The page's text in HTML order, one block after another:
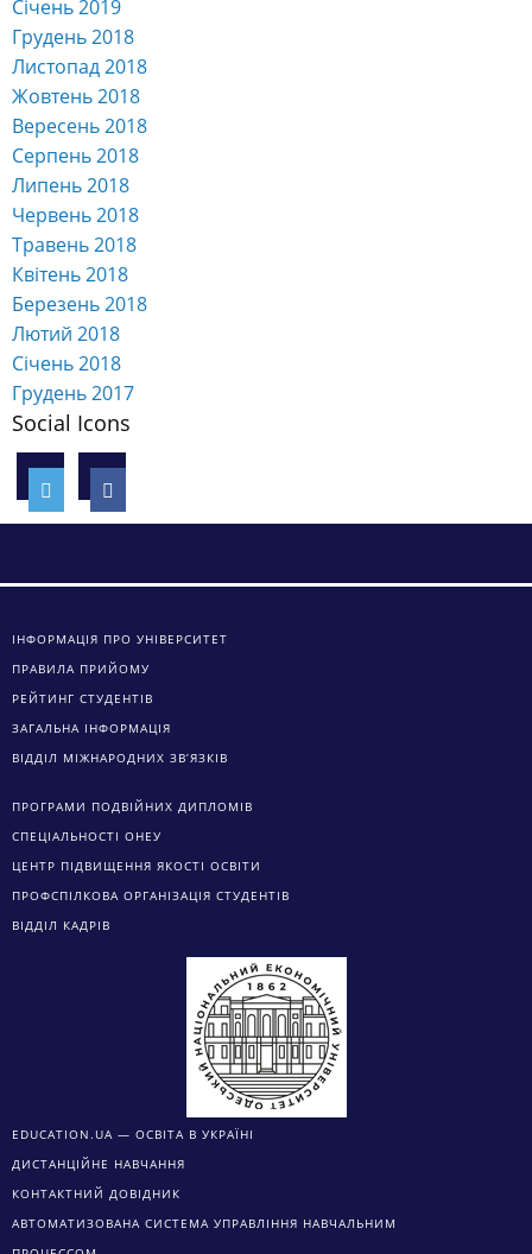
Січень 2019
Грудень 2018
Листопад 2018
Жовтень 2018
Вересень 2018
Серпень 2018
Липень 2018
Червень 2018
Травень 2018
Квітень 2018
Березень 2018
Лютий 2018
Січень 2018
Грудень 2017
Social Icons
ІНФОРМАЦІЯ ПРО УНІВЕРСИТЕТ
ПРАВИЛА ПРИЙОМУ
РЕЙТИНГ СТУДЕНТІВ
ЗАГАЛЬНА ІНФОРМАЦІЯ
ВІДДІЛ МІЖНАРОДНИХ ЗВ’ЯЗКІВ
ПРОГРАМИ ПОДВІЙНИХ ДИПЛОМІВ
СПЕЦІАЛЬНОСТІ ОНЕУ
ЦЕНТР ПІДВИЩЕННЯ ЯКОСТІ ОСВІТИ
ПРОФСПІЛКОВА ОРГАНІЗАЦІЯ СТУДЕНТІВ
ВІДДІЛ КАДРІВ
EDUCATION.UA — ОСВІТА В УКРАЇНІ
ДИСТАНЦІЙНЕ НАВЧАННЯ
КОНТАКТНИЙ ДОВІДНИК
АВТОМАТИЗОВАНА СИСТЕМА УПРАВЛІННЯ НАВЧАЛЬНИМ